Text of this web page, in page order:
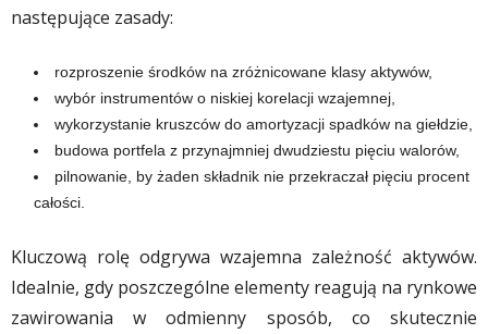
następujące zasady:
rozproszenie środków na zróżnicowane klasy aktywów,
wybór instrumentów o niskiej korelacji wzajemnej,
wykorzystanie kruszców do amortyzacji spadków na giełdzie,
budowa portfela z przynajmniej dwudziestu pięciu walorów,
pilnowanie, by żaden składnik nie przekraczał pięciu procent
całości.
Kluczową rolę odgrywa wzajemna zależność aktywów.
Idealnie, gdy poszczególne elementy reagują na rynkowe
zawirowania w odmienny sposób, co skutecznie